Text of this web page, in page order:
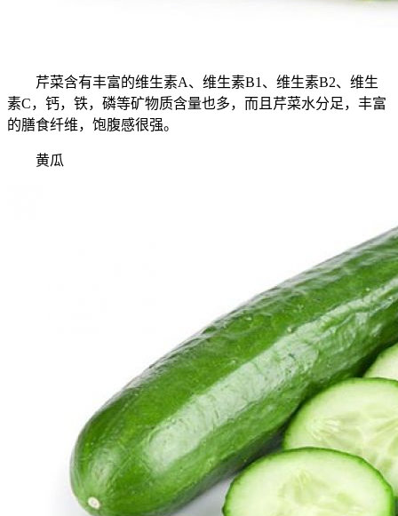
芹菜含有丰富的维生素A、维生素B1、维生素B2、维生
素C，钙，铁，磷等矿物质含量也多，而且芹菜水分足，丰富
的膳食纤维，饱腹感很强。
黄瓜